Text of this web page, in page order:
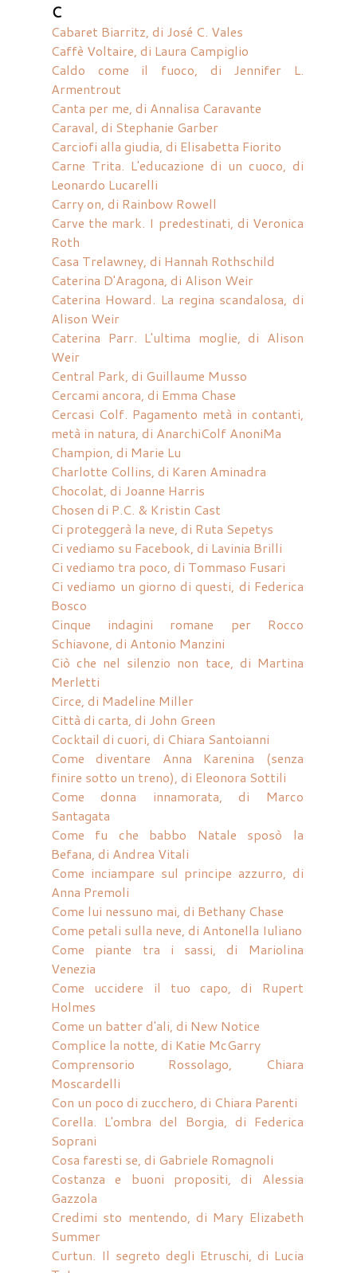
C
Cabaret Biarritz, di José C. Vales
Caffè Voltaire, di Laura Campiglio
Caldo come il fuoco, di Jennifer L.
Armentrout
Canta per me, di Annalisa Caravante
Caraval, di Stephanie Garber
Carciofi alla giudia, di Elisabetta Fiorito
Carne Trita. L'educazione di un cuoco, di
Leonardo Lucarelli
Carry on, di Rainbow Rowell
Carve the mark. I predestinati, di Veronica
Roth
Casa Trelawney, di Hannah Rothschild
Caterina D'Aragona, di Alison Weir
Caterina Howard. La regina scandalosa, di
Alison Weir
Caterina Parr. L'ultima moglie, di Alison
Weir
Central Park, di Guillaume Musso
Cercami ancora, di Emma Chase
Cercasi Colf. Pagamento metà in contanti,
metà in natura, di AnarchiColf AnoniMa
Champion, di Marie Lu
Charlotte Collins, di Karen Aminadra
Chocolat, di Joanne Harris
Chosen di P.C. & Kristin Cast
Ci proteggerà la neve, di Ruta Sepetys
Ci vediamo su Facebook, di Lavinia Brilli
Ci vediamo tra poco, di Tommaso Fusari
Ci vediamo un giorno di questi, di Federica
Bosco
Cinque indagini romane per Rocco
Schiavone, di Antonio Manzini
Ciò che nel silenzio non tace, di Martina
Merletti
Circe, di Madeline Miller
Città di carta, di John Green
Cocktail di cuori, di Chiara Santoianni
Come diventare Anna Karenina (senza
finire sotto un treno), di Eleonora Sottili
Come donna innamorata, di Marco
Santagata
Come fu che babbo Natale sposò la
Befana, di Andrea Vitali
Come inciampare sul principe azzurro, di
Anna Premoli
Come lui nessuno mai, di Bethany Chase
Come petali sulla neve, di Antonella Iuliano
Come piante tra i sassi, di Mariolina
Venezia
Come uccidere il tuo capo, di Rupert
Holmes
Come un batter d'ali, di New Notice
Complice la notte, di Katie McGarry
Comprensorio Rossolago, Chiara
Moscardelli
Con un poco di zucchero, di Chiara Parenti
Corella. L'ombra del Borgia, di Federica
Soprani
Cosa faresti se, di Gabriele Romagnoli
Costanza e buoni propositi, di Alessia
Gazzola
Credimi sto mentendo, di Mary Elizabeth
Summer
Curtun. Il segreto degli Etruschi, di Lucia